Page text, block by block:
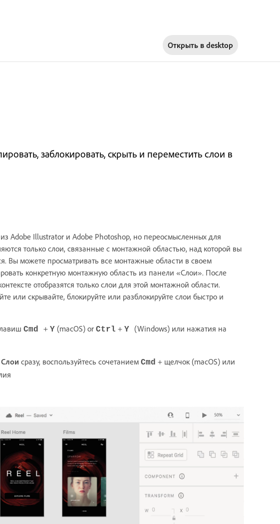
Открыть в desktop
заблокировать, скрыть и переместить слои в
Adobe Illustrator и Adobe Photoshop, но переосмысленных для
только слои, связанные с монтажной областью, над которой вы
Вы можете просматривать все монтажные области в своем
конкретную монтажную область из панели «Слои». После
отобразятся только слои для этой монтажной области.
или скрывайте, блокируйте или разблокируйте слои быстро и
Cmd + Y (macOS) or Ctrl + Y (Windows) или нажатия на
Слои сразу, воспользуйтесь сочетанием Cmd + щелчок (macOS) или